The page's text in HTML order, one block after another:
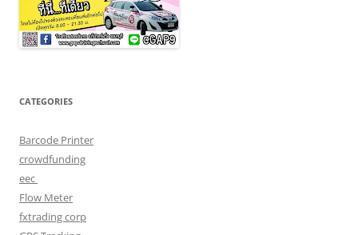
CATEGORIES
Barcode Printer
crowdfunding
eec
Flow Meter
fxtrading corp